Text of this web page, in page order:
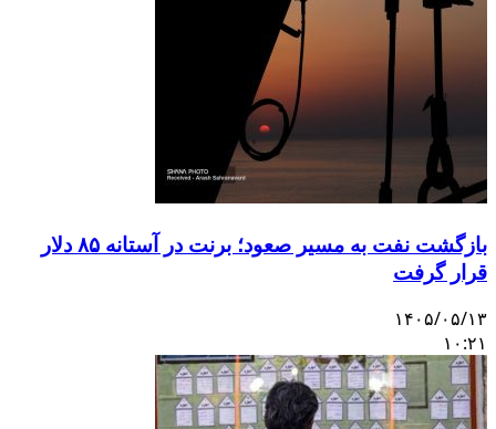
بازگشت نفت به مسیر صعود؛ برنت در آستانه ۸۵ دلار
قرار گرفت
۱۴۰۵/۰۵/۱۳
۱۰:۲۱